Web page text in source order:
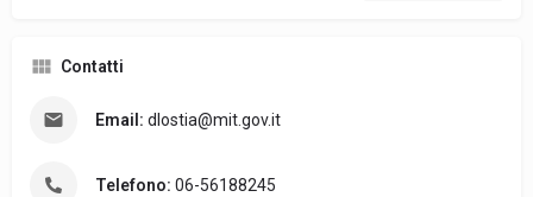
Contatti
Email: dlostia@mit.gov.it
Telefono: 06-56188245